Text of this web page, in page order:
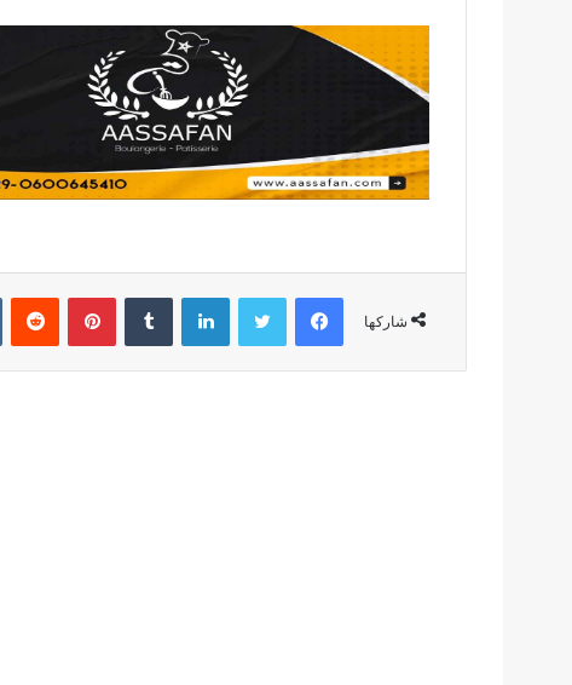
شاركها
فيسبوك تويتر لينكدإن بينتيريست